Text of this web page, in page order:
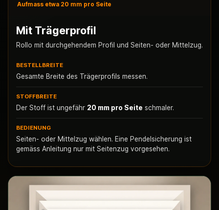
Aufmass etwa 20 mm pro Seite
Mit Trägerprofil
Rollo mit durchgehendem Profil und Seiten- oder Mittelzug.
BESTELLBREITE
Gesamte Breite des Trägerprofils messen.
STOFFBREITE
Der Stoff ist ungefähr 20 mm pro Seite schmaler.
BEDIENUNG
Seiten- oder Mittelzug wählen. Eine Pendelsicherung ist
gemäss Anleitung nur mit Seitenzug vorgesehen.